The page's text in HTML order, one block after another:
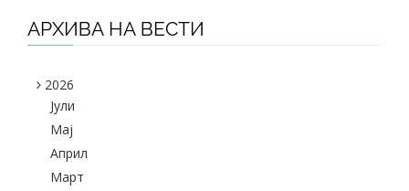
АРХИВА НА ВЕСТИ
2026
Јули
Maj
Април
Март